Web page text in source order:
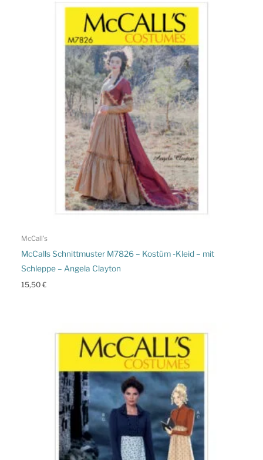
McCall's
McCalls Schnittmuster M7826 – Kostüm -Kleid – mit
Schleppe – Angela Clayton
15,50€